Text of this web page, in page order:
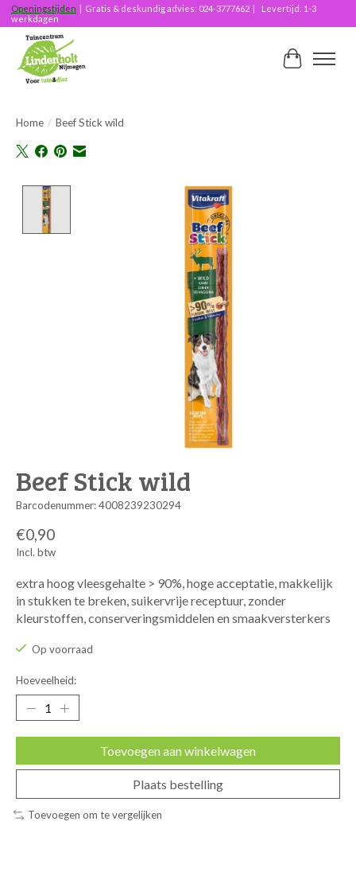
Openingstijden | Gratis & deskundig advies: 024-3777662 | Levertijd: 1-3
werkdagen
Home / Beef Stick wild
Product image slideshow Items
Beef Stick wild
Barcodenummer: 4008239230294
€0,90
Incl. btw
extra hoog vleesgehalte > 90%, hoge acceptatie, makkelijk
in stukken te breken, suikervrije receptuur, zonder
kleurstoffen, conserveringsmiddelen en smaakversterkers
Op voorraad
Hoeveelheid:
Toevoegen aan winkelwagen
Plaats bestelling
Toevoegen om te vergelijken